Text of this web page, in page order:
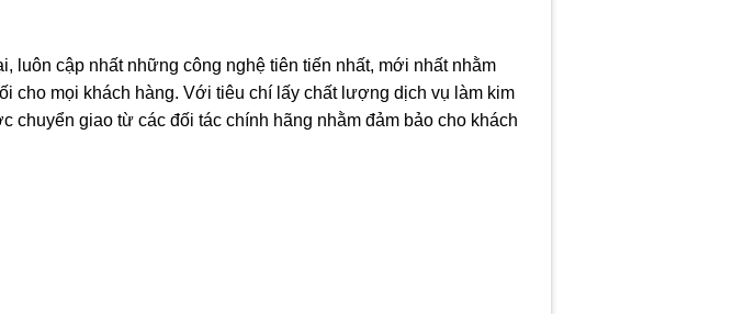
luôn cập nhất những công nghệ tiên tiến nhất, mới nhất nhằm
cho mọi khách hàng. Với tiêu chí lấy chất lượng dịch vụ làm kim
chuyển giao từ các đối tác chính hãng nhằm đảm bảo cho khách